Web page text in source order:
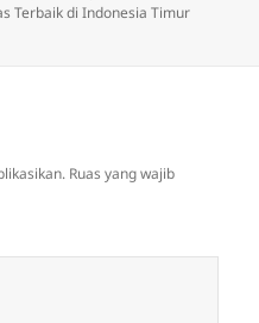
Terbaik di Indonesia Timur
Ruas yang wajib